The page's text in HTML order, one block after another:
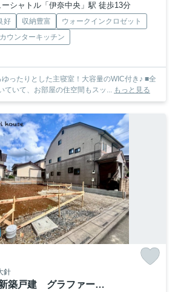
シャトル「伊奈中央」駅 徒歩13分
好 収納豊富
ウォークインクロゼット
カウンターキッチン
ったりとした主寝室！大容量のWIC付き♪ ■全
ていて、お部屋の住空間もスッ... もっと見る
針
伊奈町大針2期 新築戸建 グラファーレ01